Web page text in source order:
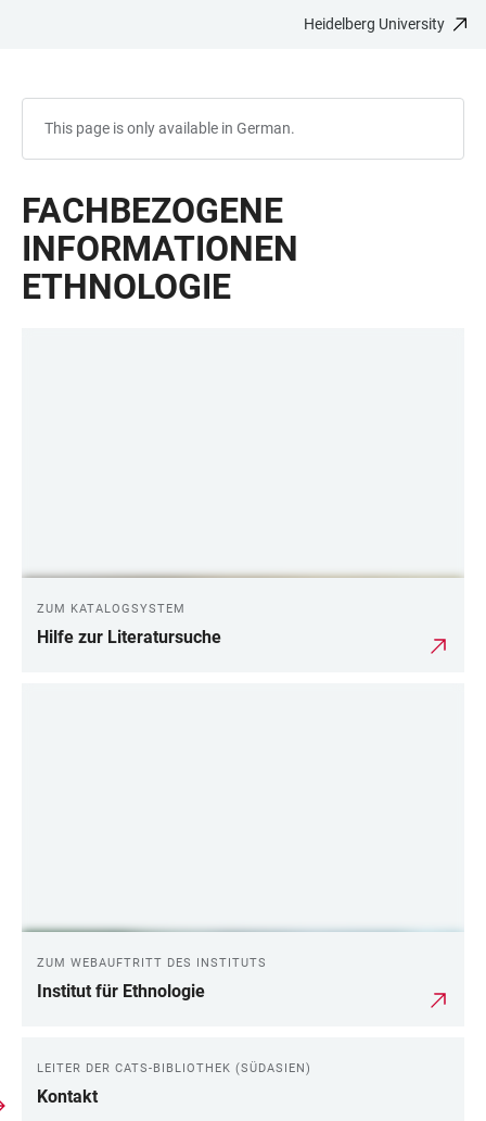
Heidelberg University
This page is only available in German.
FACHBEZOGENE
INFORMATIONEN
ETHNOLOGIE
ZUM KATALOGSYSTEM
Hilfe zur Literatursuche
ZUM WEBAUFTRITT DES INSTITUTS
Institut für Ethnologie
LEITER DER CATS-BIBLIOTHEK (SÜDASIEN)
Kontakt